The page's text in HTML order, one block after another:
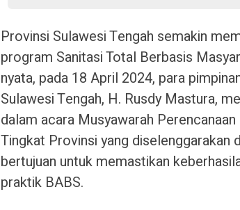
Provinsi Sulawesi Tengah semakin
program Sanitasi Total Berbasis
nyata, pada 18 April 2024, para
Sulawesi Tengah, H. Rusdy Mastura,
dalam acara Musyawarah
Tingkat Provinsi yang diselenggarakan
bertujuan untuk memastikan
praktik BABS.